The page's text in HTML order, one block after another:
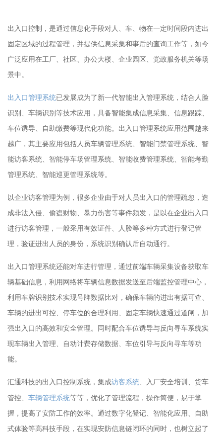
出入口控制，是通过信息化手段对人 、 车、物在一定时间段内进出
固定区域的过程管理，并提供信息采集和事后的查询工作等，如今
广泛应用在工厂、 社区、办公大楼、企业园区、 党政服务机关等场
景中。
出入口管理系统已发展成为了新一代智能出入管理系统 ，结合人脸
识别、车辆识别等技术应用，具备智能集成信息采集、信息跟踪、
车位诱导、自助缴费等现代化功能。出入口管理系统应用范围越来
越广，其主要应用包括人员车辆管理系统、智能门禁管理系统、智
能访客系统、智能停车场管理系统、智能收费管理系统、智能考勤
管理系统、智能巡更管理系统等。
以企业访客管理为例， 很多企业由于对人员出入口的管理疏忽，造
成非法入侵、偷盗财物、暴力伤害等事件频发， 是以在企业出入口
进行访客管理 ，一般采用有效证件、人脸等多种方式进行登记管
理，验证进出人员的身份 ， 系统识别确认后自动通行。
出入口管理系统还能对车进行管理 ，通过前端车辆采集设备获取车
辆基础信息，利用网络将车辆信息数据发送至后端监控管理中心，
利用车牌识别技术实现号牌数据比对，确保车辆的进出有据可查、
车辆的进出可控、停车位的合理利用、固定车辆快速通过道闸，加
强出入口的高效和安全管理。同时配合车位诱导与反向寻车系统实
现车辆出入管理、自动计费存储数据、车位引导与反向寻车等功
能。
汇通科技的出入口控制系统，集成访客系统、入厂安全培训、货车
管控、 车辆管理系统等等，优化了管理流程，操作简便，易于掌
握，提高了安防工作的效率。通过数字化登记、智能化应用、自助
式体验等高科技手段，在实现安防信息链闭环的同时，也树立起了